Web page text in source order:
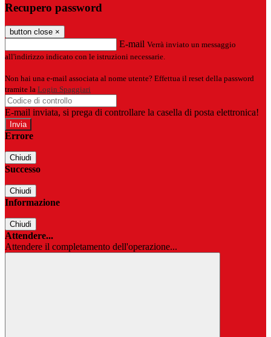
Recupero password
button close ×
E-mail Verrà inviato un messaggio
all'indirizzo indicato con le istruzioni necessarie.
Non hai una e-mail associata al nome utente? Effettua il reset della password
tramite la Login Spaggiari
E-mail inviata, si prega di controllare la casella di posta elettronica!
Errore
Chiudi
Successo
Chiudi
Informazione
Chiudi
Attendere...
Attendere il completamento dell'operazione...